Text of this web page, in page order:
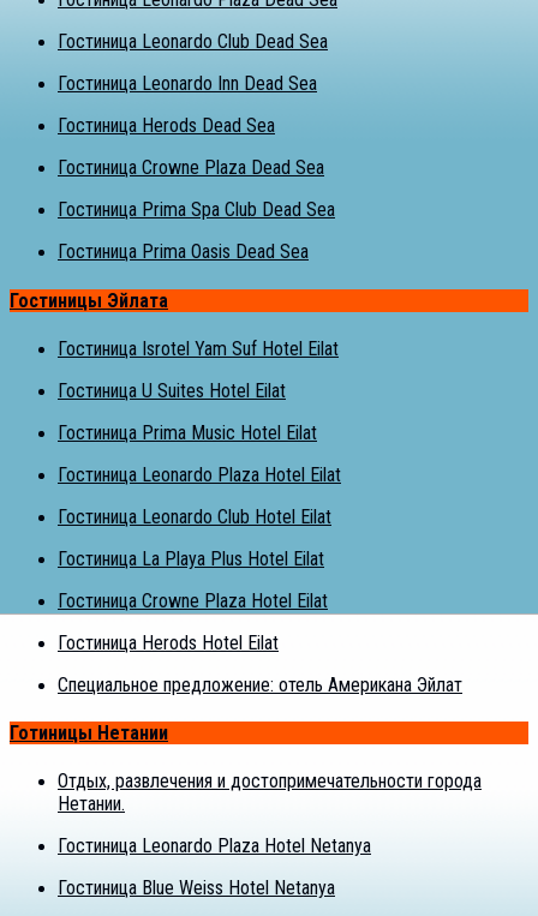
Гостиница Leonardo Club Dead Sea
Гостиница Leonardo Inn Dead Sea
Гостиница Herods Dead Sea
Гостиница Crowne Plaza Dead Sea
Гостиница Prima Spa Club Dead Sea
Гостиница Prima Oasis Dead Sea
Гостиницы Эйлата
Гостиница Isrotel Yam Suf Hotel Eilat
Гостиница U Suites Hotel Eilat
Гостиница Prima Music Hotel Eilat
Гостиница Leonardo Plaza Hotel Eilat
Гостиница Leonardo Club Hotel Eilat
Гостиница La Playa Plus Hotel Eilat
Гостиница Crowne Plaza Hotel Eilat
Гостиница Herods Hotel Eilat
Специальное предложение: отель Американа Эйлат
Готиницы Нетании
Отдых, развлечения и достопримечательности города
Нетании.
Гостиница Leonardo Plaza Hotel Netanya
Гостиница Blue Weiss Hotel Netanya